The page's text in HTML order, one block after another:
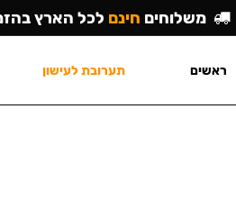
משלוחים חינם לכל הארץ
ראשים תערובת לעישון